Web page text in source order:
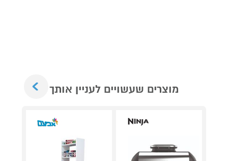
מוצרים שעשויים לעניין אותך